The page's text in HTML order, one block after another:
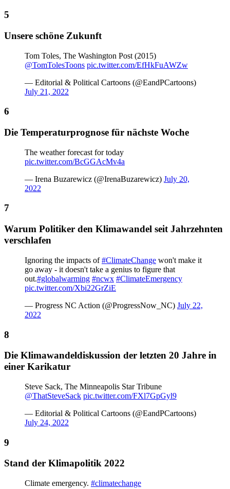
Unsere schöne Zukunft
Tom Toles, The Washington Post (2015)
@TomTolesToons pic.twitter.com/EfHkFuAWZw
— Editorial & Political Cartoons (@EandPCartoons)
July 21, 2022
Die Temperaturprognose für nächste Woche
The weather forecast for today
pic.twitter.com/BcGGAcMv4a
— Irena Buzarewicz (@IrenaBuzarewicz) July 20,
2022
Warum Politiker den Klimawandel seit Jahrzehnten
verschlafen
Ignoring the impacts of#ClimateChange won't make it
go away - it doesn't take a genius to figure that
out.#globalwarming #ncwx #ClimateEmergency
pic.twitter.com/Xbi22GrZiE
— Progress NC Action (@ProgressNow_NC) July 22,
2022
Die Klimawandeldiskussion der letzten 20 Jahre in
einer Karikatur
Steve Sack, The Minneapolis Star Tribune
@ThatSteveSack pic.twitter.com/FXl7GpGyl9
— Editorial & Political Cartoons (@EandPCartoons)
July 24, 2022
Stand der Klimapolitik 2022
Climate emergency. #climatechange